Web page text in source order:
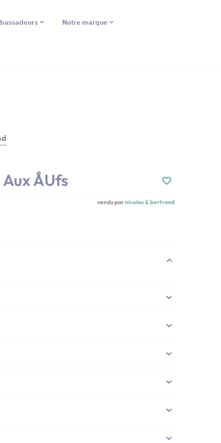
Notre marque
Åufs
vendu parnicolas & bertrand